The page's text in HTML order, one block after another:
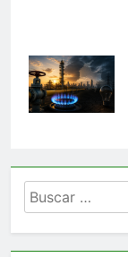
Buscar: